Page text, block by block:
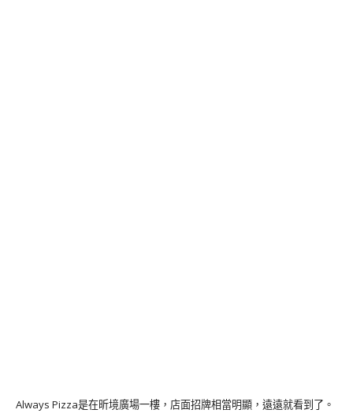
Always Pizza是在昕境廣場一樓，店面招牌相當明顯，遠遠就看到了。